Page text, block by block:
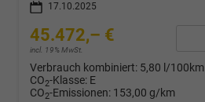
17.10.2025
45.472,– €
incl. 19% MwSt.
Verbrauch kombiniert: 5,80 l/100km
CO2-Klasse: E
CO2-Emissionen: 153,00 g/km